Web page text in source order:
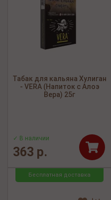
Табак для кальяна Хулиган
- VERA (Напиток с Алоэ
Вера) 25г
✓ В наличии
363 р.
Бесплатная доставка